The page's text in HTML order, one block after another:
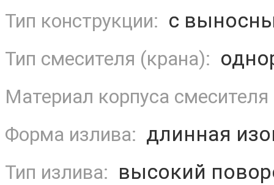
Тип конструкции: с
Тип смесителя (крана):
Материал корпуса
Форма излива: длинная
Тип излива: высокий